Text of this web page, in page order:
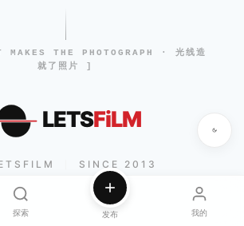
THE PHOTOGRAPH · 光线造
就了照片 ]
LETSFiLM
SINCE 2013
探索 发布 我的